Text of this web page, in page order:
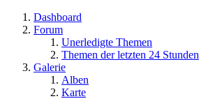
Dashboard
Forum
Unerledigte Themen
Themen der letzten 24 Stunden
Galerie
Alben
Karte